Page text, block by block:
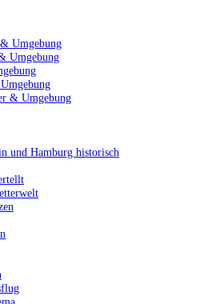
Umgebung
Umgebung
& Umgebung
und Hamburg historisch